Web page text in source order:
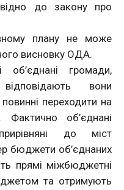
до закону про
плану не може
висновку ОДА.
об’єднані громади,
вони
переходити на
об’єднані
до міст
бюджети об’єднаних
прямі міжбюджетні
та отримують